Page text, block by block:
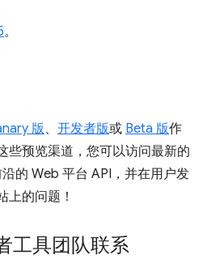
。
版、 开发者版或 Beta 版作
些预览渠道，您可以访问最新的
的 Web 平台 API，并在用户发
上的问题！
工具团队联系